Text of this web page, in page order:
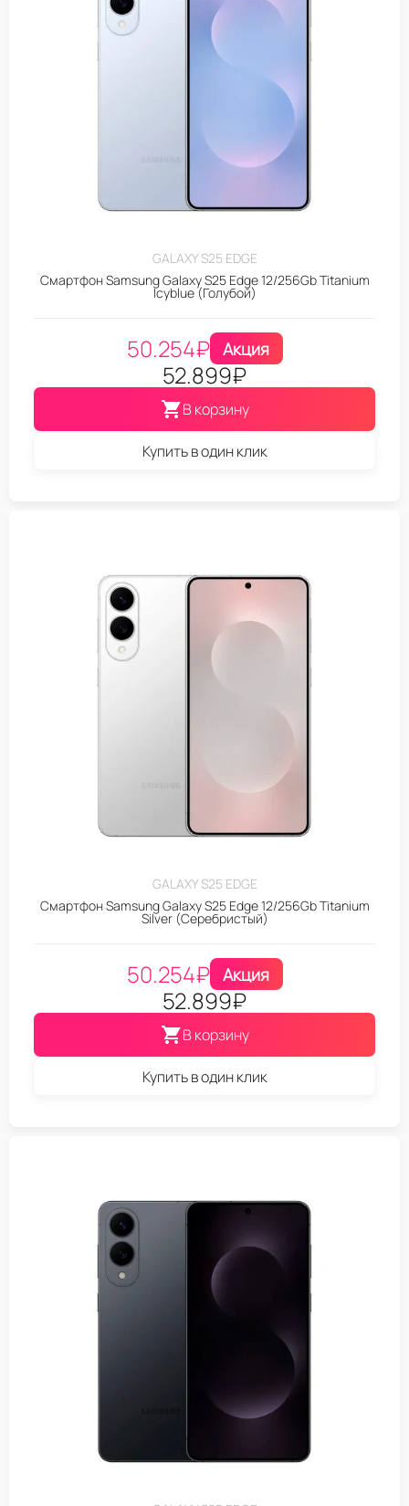
GALAXY S25 EDGE
Смартфон Samsung Galaxy S25 Edge 12/256Gb Titanium
Icyblue (Голубой)
50.254₽ Акция
52.899₽
В корзину
Купить в один клик
GALAXY S25 EDGE
Смартфон Samsung Galaxy S25 Edge 12/256Gb Titanium
Silver (Серебристый)
50.254₽ Акция
52.899₽
В корзину
Купить в один клик